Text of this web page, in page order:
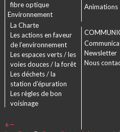
+−
fibre optique
Environnement
La Charte
Les actions en faveur
de l’environnement
Les espaces verts / les
voies douces / la forêt
Les déchets / la
station d’épuration
Les règles de bon
voisinage
Animations
Newsletter
Nous